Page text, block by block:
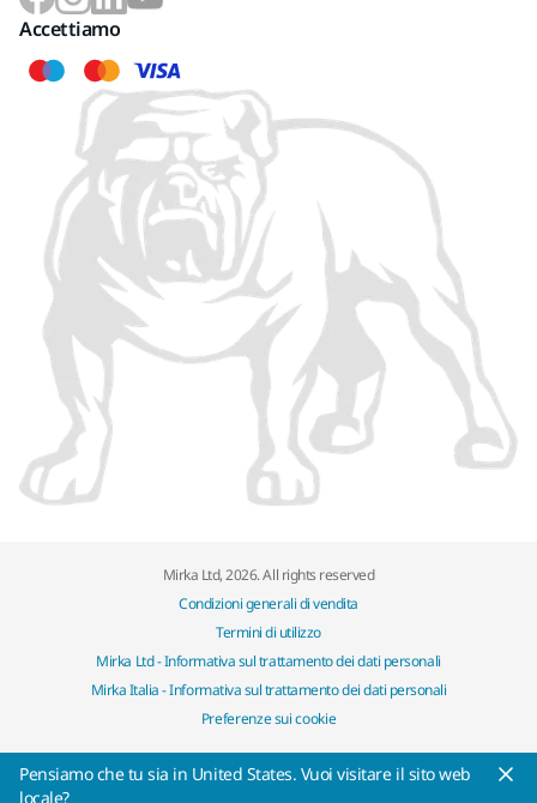
Accettiamo
Mirka Ltd, 2026. All rights reserved
Condizioni generali di vendita
Termini di utilizzo
Mirka Ltd - Informativa sul trattamento dei dati personali
Mirka Italia - Informativa sul trattamento dei dati personali
Preferenze sui cookie
Pensiamo che tu sia in United States. Vuoi visitare il sito web
locale?